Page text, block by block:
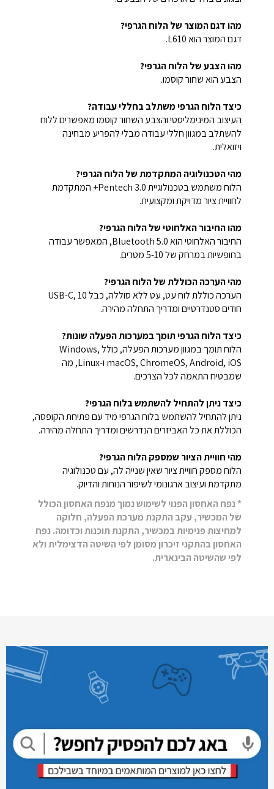
מהו דגם המוצר של הלוח הגרפי?
דגם המוצר הוא L610.
מהו הצבע של הלוח הגרפי?
הצבע הוא שחור קוסמו.
כיצד הלוח הגרפי משתלב בחללי עבודה?
העיצוב המינימליסטי והצבע השחור קוסמו מאפשרים ללוח
להשתלב במגוון חללי עבודה מבלי להפריע מבחינה
ויזואלית.
מהי הטכנולוגיה המתקדמת של הלוח הגרפי?
הלוח משתמש בטכנולוגיית Pentech 3.0+ המתקדמת
לחוויית ציור מדויקת ומקצועית.
מהו החיבור האלחוטי של הלוח הגרפי?
החיבור האלחוטי הוא Bluetooth 5.0, המאפשר עבודה
בחופשיות במרחק של 5-10 מטרים.
מהי הערכה הכוללת של הלוח הגרפי?
הערכה כוללת לוח עט, עט ללא סוללה, כבל USB-C, 10
חודים סטנדרטיים ומדריך התחלה מהירה.
כיצד הלוח הגרפי תומך במערכות הפעלה שונות?
הלוח תומך במגוון מערכות הפעלה, כולל Windows,
macOS, ChromeOS, Android, iOS ו-Linux, מה
שמבטיח התאמה לכל הצרכים.
כיצד ניתן להתחיל להשתמש בלוח הגרפי?
ניתן להתחיל להשתמש בלוח הגרפי מיד עם פתיחת הקופסה,
הכוללת את כל האביזרים הנדרשים ומדריך התחלה מהירה.
מהי חוויית הציור שמספק הלוח הגרפי?
הלוח מספק חוויית ציור שאין שנייה לה, עם טכנולוגיה
מתקדמת ועיצוב ארגונומי לשיפור הנוחות והדיוק.
* נפח האחסון הפנוי לשימוש נמוך מנפח האחסון הכולל
של המכשיר, עקב התקנת מערכת הפעלה, חלוקה
למחיצות פנימיות במכשיר, התקנת תוכנות וכדומה. נפח
האחסון בהתקני זיכרון מסומן לפי השיטה הדצימלית ולא
לפי שהשיטה הבינארית.